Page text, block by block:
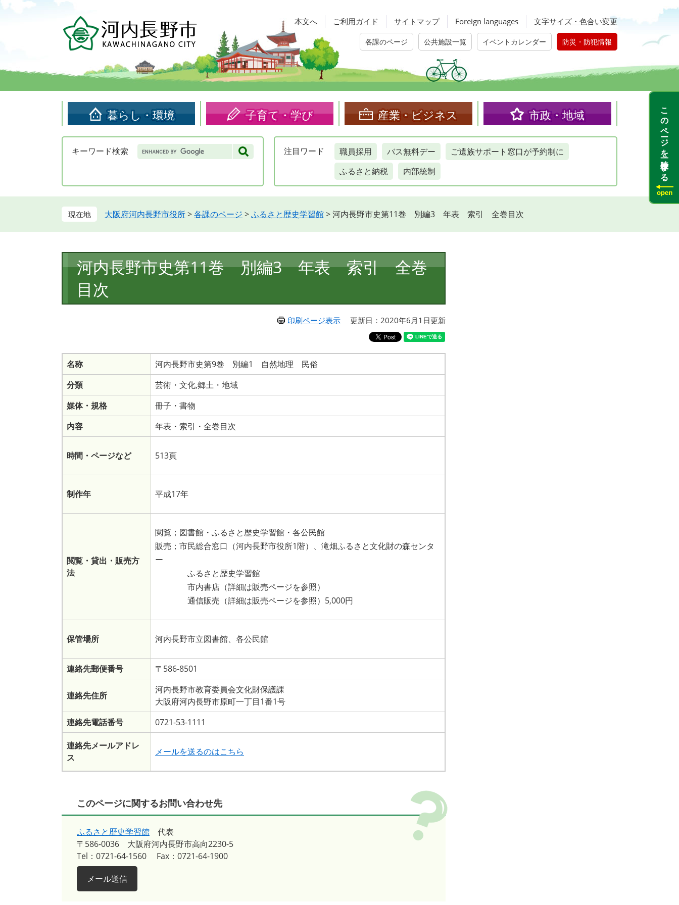
頭
す。
飛
し
本文へ ご利用ガイド サイトマップ Foreign languages 文字サイズ・色合い変更
各課のページ 公共施設一覧 イベントカレンダー 防災・防犯情報
暮らし・環境 子育て・学び 産業・ビジネス 市政・地域
キーワード検索 Google
カ
検
注目 ワード 職員採用 バス無料デー
ご遺族サポート窓口が予約制に
ふるさと納税
内部統制
大阪府河内長野市役所>各課のページ >ふるさと歴史学習館>河内長野市史第11巻 別編3 年表 索引 全巻目次
文
河内長野市史第11巻 別編3 年表 索引 全巻
目次
印刷ページ表示 更新日：2020年6月1日更新
名称
河内長野市史第9巻 別編1 自然地理 民俗
分類
芸術・文化,郷土・地域
媒体・規格
冊子・書物
内容
年表・索引・全巻目次
時間・ページなど 513頁
制作年 平成17年
閲覧・貸出・販売方
法
閲覧；図書館・ふるさと歴史学習館・各公民館
販売；市民総合窓口（河内長野市役所1階）、滝畑ふるさと文化財の森センタ
ー
ふるさと歴史学習館
市内書店（詳細は販売ページを参照）
通信販売（詳細は販売ページを参照）5,000円
保管場所 河内長野市立図書館、各公民館
連絡先郵便番号 〒586-8501
連絡先住所
河内長野市教育委員会文化財保護課
大阪府河内長野市原町一丁目1番1号
連絡先電話番号
0721-53-1111
連絡先メールアドレ
ス
メールを送るのはこちら
このページに関するお問い合わせ先
ふるさと歴史学習館
代表
〒586-0036
大阪府河内長野市高向2230-5
Tel：0721-64-1560
Fax：0721-64-1900
メール送信
このページを一時保存する